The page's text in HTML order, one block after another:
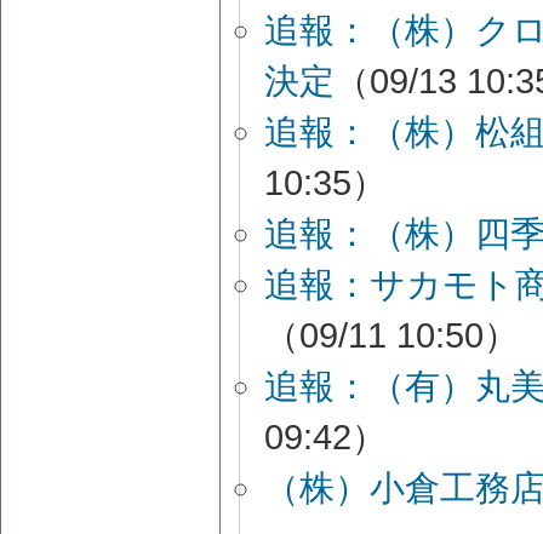
追報：（株）ク
決定 （09/13
追報：（株）松
10:35）
追報：（株）四
追報：サカモト
（09/11 10:50）
追報：（有）丸
09:42）
（株）小倉工務